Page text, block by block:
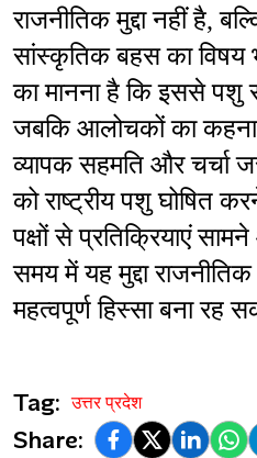
राजनीतिक मुद्दा नहीं है,
सांस्कृतिक बहस का विषय
का मानना है कि इससे पशु
जबकि आलोचकों का कहना
व्यापक सहमति और चर्चा
को राष्ट्रीय पशु
पक्षों से प्रतिक्रियाएं
समय में यह मुद्दा
महत्वपूर्ण हिस्सा बना रह
Tag: उत्तर प्रदेश
Share: